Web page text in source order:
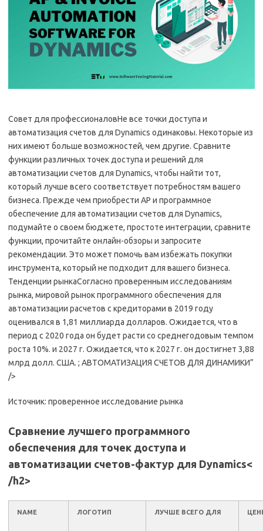
Совет для профессионаловНе все точки доступа и
автоматизация счетов для Dynamics одинаковы. Некоторые из
них имеют больше возможностей, чем другие. Сравните
функции различных точек доступа и решений для
автоматизации счетов для Dynamics, чтобы найти тот,
который лучше всего соответствует потребностям вашего
бизнеса. Прежде чем приобрести AP и программное
обеспечение для автоматизации счетов для Dynamics,
подумайте о своем бюджете, простоте интеграции, сравните
функции, прочитайте онлайн-обзоры и запросите
рекомендации. Это может помочь вам избежать покупки
инструмента, который не подходит для вашего бизнеса.
Тенденции рынкаСогласно проверенным исследованиям
рынка, мировой рынок программного обеспечения для
автоматизации расчетов с кредиторами в 2019 году
оценивался в 1,81 миллиарда долларов. Ожидается, что в
период с 2020 года он будет расти со среднегодовым темпом
роста 10%. и 2027 г. Ожидается, что к 2027 г. он достигнет 3,88
млрд долл. США. ; АВТОМАТИЗАЦИЯ СЧЕТОВ ДЛЯ ДИНАМИКИ”
/>
Источник: проверенное исследование рынка
Сравнение лучшего программного
обеспечения для точек доступа и
автоматизации счетов-фактур для Dynamics<
/h2>
NAME ЛОГОТИП ЛУЧШЕ ВСЕГО ДЛЯ